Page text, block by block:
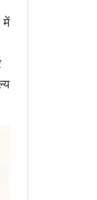
में